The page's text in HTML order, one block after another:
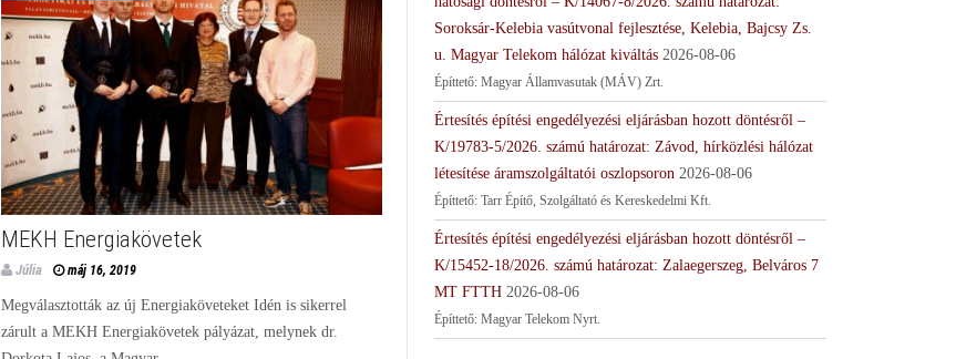
MEKH Energiakövetek
Júlia máj 16, 2019
Megválasztották az új Energiaköveteket Idén is sikerrel
zárult a MEKH Energiakövetek pályázat, melynek dr.
Soroksár-Kelebia vasútvonal fejlesztése, Kelebia, Bajcsy Zs.
u. Magyar Telekom hálózat kiváltás 2026-08-06
Építtető: Magyar Államvasutak (MÁV) Zrt.
Értesítés építési engedélyezési eljárásban hozott döntésről –
K/19783-5/2026. számú határozat: Závod, hírközlési hálózat
létesítése áramszolgáltatói oszlopsoron 2026-08-06
Építtető: Tarr Építő, Szolgáltató és Kereskedelmi Kft.
Értesítés építési engedélyezési eljárásban hozott döntésről –
K/15452-18/2026. számú határozat: Zalaegerszeg, Belváros 7
MT FTTH 2026-08-06
Építtető: Magyar Telekom Nyrt.